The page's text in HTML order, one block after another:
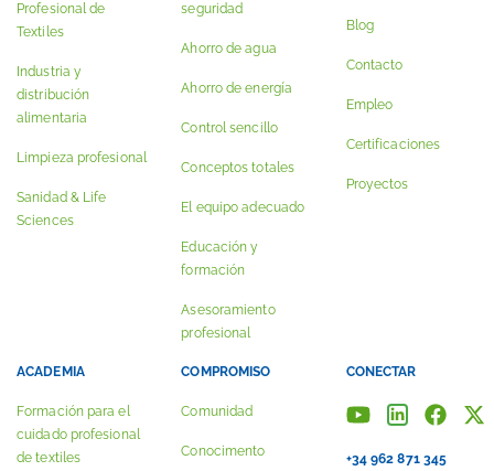
Profesional de
Textiles
Industria y
distribución
alimentaria
Limpieza profesional
Sanidad & Life
Sciences
seguridad
Ahorro de agua
Ahorro de energía
Control sencillo
Conceptos totales
El equipo adecuado
Educación y
formación
Asesoramiento
profesional
Blog
Contacto
Empleo
Certificaciones
Proyectos
ACADEMIA
Formación para el
cuidado profesional
de textiles
COMPROMISO
Comunidad
Conocimento
CONECTAR
+34 962 871 345